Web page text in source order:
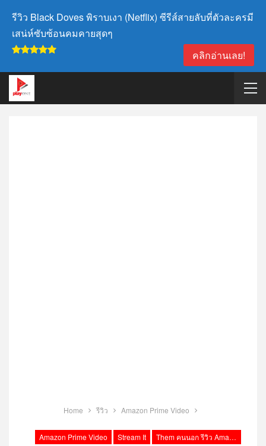
รีวิว Black Doves พิราบเงา (Netflix) ซีรีส์สายลับที่ตัวละครมี
เสน่ห์ซับซ้อนคมคายสุดๆ
คลิกอ่านเลย!
Home รีวิว Amazon Prime Video
Amazon Prime Video Stream It Them คนนอก รีวิว Amazon Prime